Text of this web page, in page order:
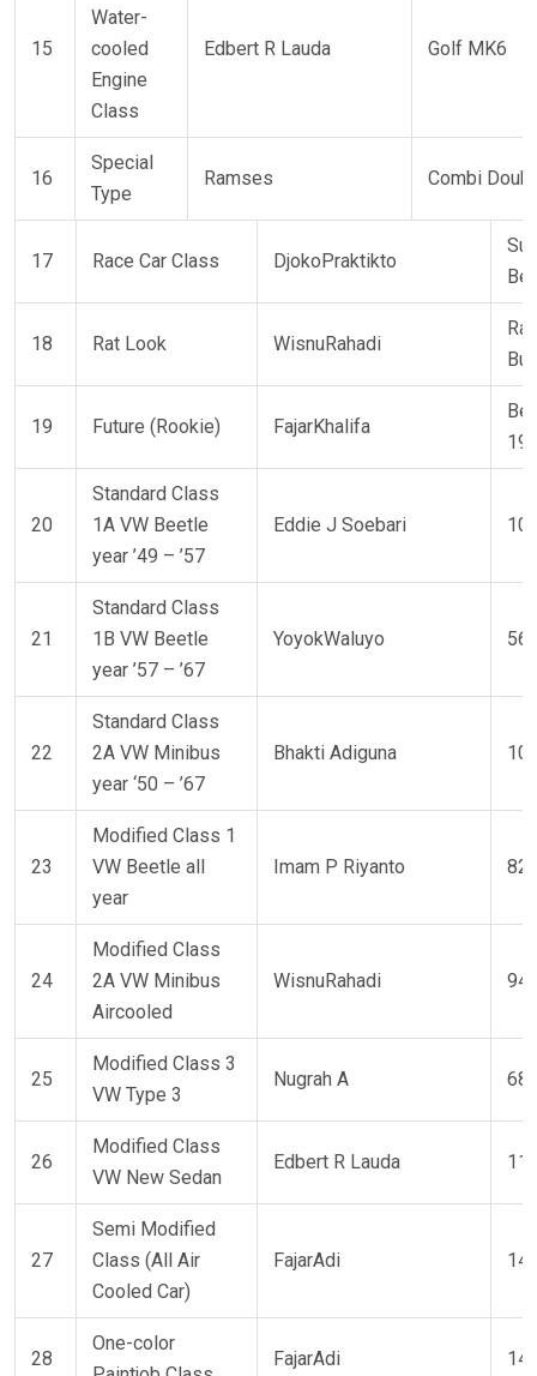
15
Water-
cooled
Engine
Class
Edbert R Lauda Golf MK6
16
Special
Type
Ramses Combi
17 Race Car Class DjokoPraktikto
18 Rat Look WisnuRahadi
19 Future (Rookie) FajarKhalifa
20
Standard Class
1A VW Beetle
year ’49 – ’57
Eddie J Soebari
21
Standard Class
1B VW Beetle
year ’57 – ’67
YoyokWaluyo 56
22
Standard Class
2A VW Minibus
year ‘50 – ’67
Bhakti Adiguna
23
Modified Class 1
VW Beetle all
year
Imam P Riyanto 82
24
Modified Class
2A VW Minibus
Aircooled
WisnuRahadi 94
25
Modified Class 3
VW Type 3
Nugrah A 68
26
Modified Class
VW New Sedan
Edbert R Lauda 11
27
Semi Modified
Class (All Air
Cooled Car)
FajarAdi
28
One-color
FajarAdi